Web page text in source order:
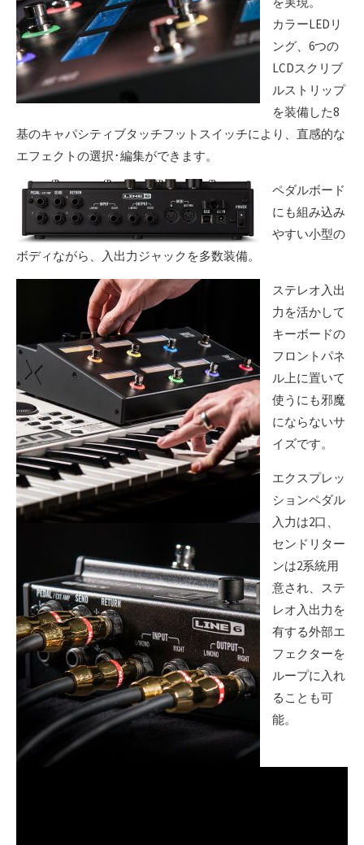
カラーLEDリ
ング、6つの
LCDスクリブ
ルストリップ
を装備した8
基のキャパシティブタッチフットスイッチにより、直感的な
エフェクトの選択･編集ができます。
ペダルボード
にも組み込み
やすい小型の
ボディながら、入出力ジャックを多数装備。
ステレオ入出
力を活かして
キーボードの
フロントパネ
ル上に置いて
使うにも邪魔
にならないサ
イズです。
エクスプレッ
ションペダル
入力は2口、
センドリター
ンは2系統用
意され、ステ
レオ入出力を
有する外部エ
フェクターを
ループに入れ
ることも可
能。